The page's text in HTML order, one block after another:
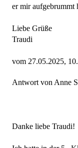
er mir aufgebrummt
Liebe Grüße
Traudi
vom 27.05.2025,
Antwort von Anne
Danke liebe Traudi!